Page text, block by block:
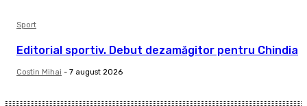
Sport
Editorial sportiv. Debut dezamăgitor pentru Chindia
Costin Mihai - 7 august 2026